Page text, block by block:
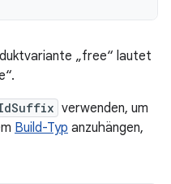
„free“ lautet
verwenden, um
Build-Typ anzuhängen,